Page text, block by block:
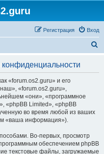
Вход
Регистрация
«forum.os2.guru» и его
«forum.os2.guru»,
«они», «программное
«phpBB Limited», «phpBB
во время любой из ваших
«ваша информация»).
Во-первых, просмотр
обеспечением phpBB
текстовые файлы, загружаемые